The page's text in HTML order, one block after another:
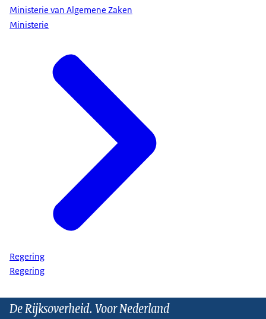
Ministerie van Algemene Zaken
Ministerie
Regering
Regering
De Rijksoverheid. Voor Nederland